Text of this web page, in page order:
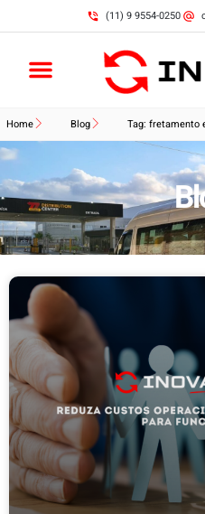
(11) 9 9554-0250
Home Blog Tag: fretamento